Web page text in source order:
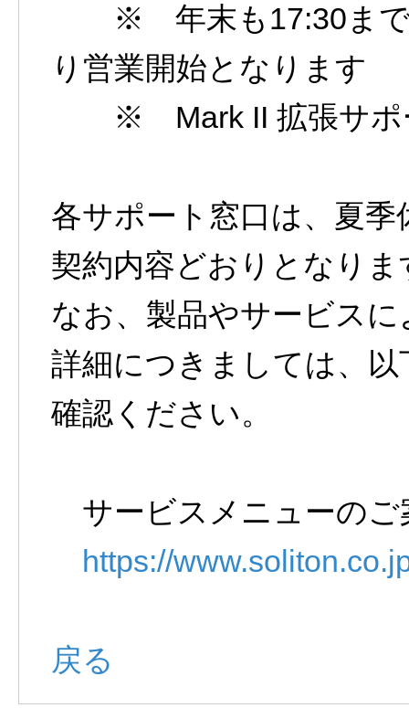
※ 年末も17:30まで
り営業開始となります
※ Mark II 拡張サポー
各サポート窓口は、夏
契約内容どおりとなりま
なお、製品やサービス
詳細につきましては、
確認ください。
サービスメニューのご
https://
戻る